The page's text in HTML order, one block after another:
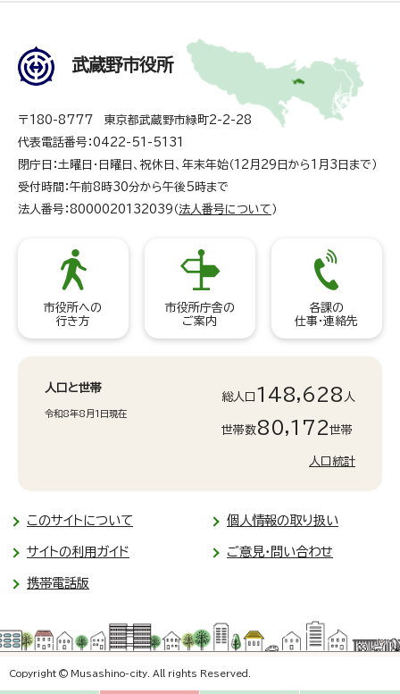
武蔵野市役所
〒180-8777 東京都武蔵野市緑町2-2-28
代表電話番号：0422-51-5131
閉庁日：土曜日・日曜日、祝休日、年末年始（12月29日から1月3日まで）
受付時間：午前8時30分から午後5時まで
法人番号：8000020132039（ 法人番号について ）
市役所への
行き方
市役所庁舎の
ご案内
各課の
仕事・連絡先
人口と世帯
令和8年8月1日現在
総人口 148,628 人
世帯数80,172世帯
人口統計
このサイトについて 個人情報の取り扱い
サイトの利用ガイド ご意見・問い合わせ
携帯電話版
Copyright © Musashino-city. All rights Reserved.